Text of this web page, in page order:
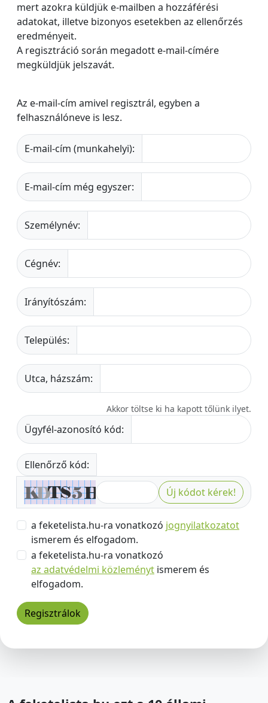
mert azokra küldjük e-mailben a hozzáférési
adatokat, illetve bizonyos esetekben az ellenőrzés
eredményeit.
A regisztráció során megadott e-mail-címére
megküldjük jelszavát.
Az e-mail-cím amivel regisztrál, egyben a
felhasználóneve is lesz.
E-mail-cím (munkahelyi):
E-mail-cím még egyszer:
Személynév:
Cégnév:
Irányítószám:
Település:
Utca, házszám:
Akkor töltse ki ha kapott tőlünk ilyet.
Ügyfél-azonosító kód:
Ellenőrző kód:
Új kódot kérek!
a feketelista.hu-ra vonatkozó jognyilatkozatot
ismerem és elfogadom.
a feketelista.hu-ra vonatkozó
az adatvédelmi közleményt ismerem és
elfogadom.